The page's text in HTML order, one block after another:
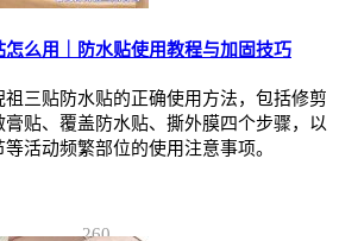
么用｜防水贴使用教程与加固技巧
三贴防水贴的正确使用方法，包括修剪
膏贴、覆盖防水贴、撕外膜四个步骤，以
活动频繁部位的使用注意事项。
260